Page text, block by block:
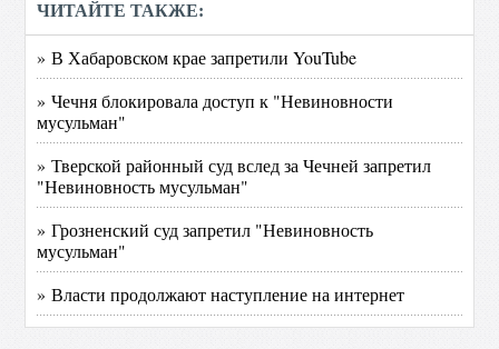
ЧИТАЙТЕ ТАКЖЕ:
» В Хабаровском крае запретили YouTube
» Чечня блокировала доступ к "Невиновности
мусульман"
» Тверской районный суд вслед за Чечней запретил
"Невиновность мусульман"
» Грозненский суд запретил "Невиновность
мусульман"
» Власти продолжают наступление на интернет